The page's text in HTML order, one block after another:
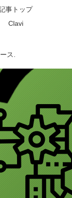
事トップ
Clavi
ス.